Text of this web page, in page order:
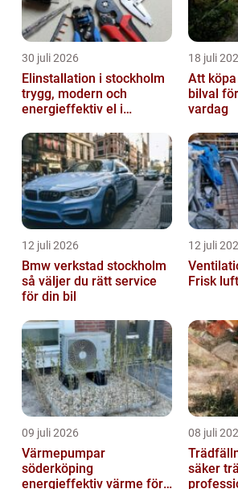
30 juli 2026
Elinstallation i stockholm
trygg, modern och
energieffektiv el i
18 juli
Att
bilval
vardag
12 juli 2026
Bmw verkstad stockholm
så väljer du rätt service
för din bil
12 juli
Frisk
09 juli 2026
Värmepumpar
söderköping
energieffektiv värme för
08 juli
säker